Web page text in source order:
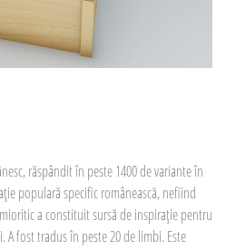
răspândit în peste 1400 de variante în
populară specific românească, nefiind
a constituit sursă de inspirație pentru
fost tradus în peste 20 de limbi. Este